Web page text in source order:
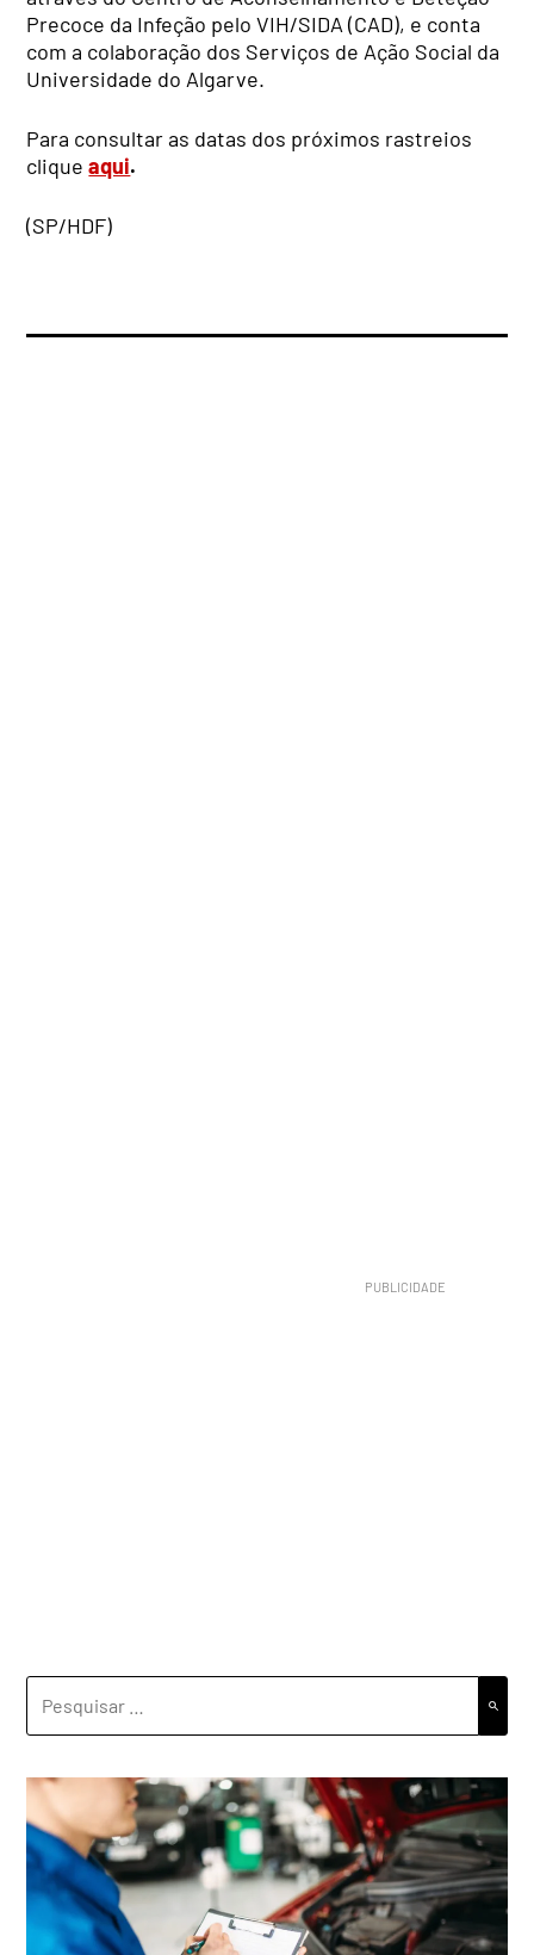
Precoce da Infeção pelo VIH/SIDA (CAD), e conta
com a colaboração dos Serviços de Ação Social da
Universidade do Algarve.
Para consultar as datas dos próximos rastreios
clique aqui.
(SP/HDF)
POR: